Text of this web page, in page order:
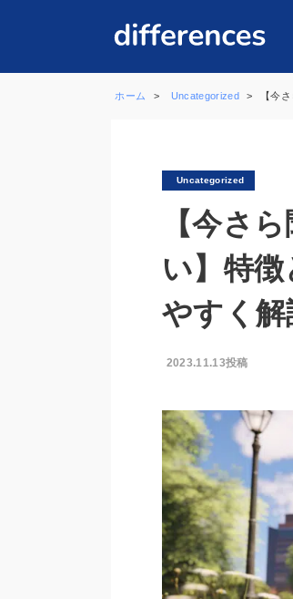
ホーム Uncategorized 【今
Uncategorized
【今さ
い】特
やすく解
2023.11.13投稿